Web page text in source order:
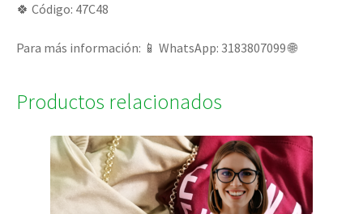
🍀 Código: 47C48
Para más información: 📱 WhatsApp: 3183807099 🌐
Productos relacionados